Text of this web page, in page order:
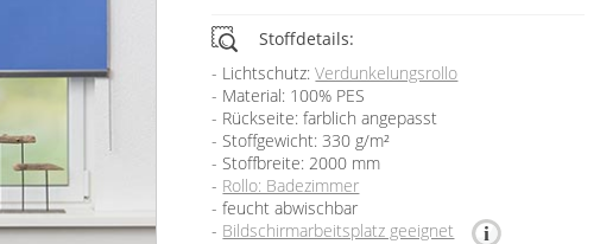
Stoffdetails:
Lichtschutz:Verdunkelungsrollo
Material: 100% PES
Rückseite: farblich angepasst
Stoffgewicht: 330 g/m²
Stoffbreite: 2000 mm
Rollo: Badezimmer
feucht abwischbar
Bildschirmarbeitsplatz geeignet